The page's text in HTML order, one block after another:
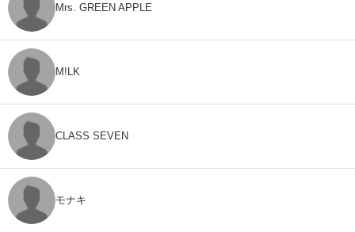
Mrs. GREEN APPLE
M!LK
CLASS SEVEN
モナキ